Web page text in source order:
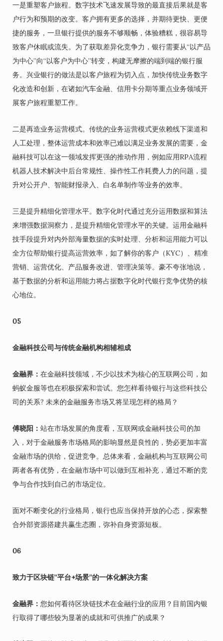
一是重塑客户旅程。数字技术飞速发展导致的最直接后果就是客
户行为和预期的改变。客户拥有更多的选择，并期待更快、更便
捷的服务，一旦银行提供的服务不够顺畅，体验糟糕，很容易导
致客户休眠或流失。为了获取差异化竞争力，银行需要从“以产品
为中心”向“以客户为中心”转变，构建无摩擦的端到端的银行服
务。兴业银行的做法是以客户旅程为切入点，加快传统业务数字
化改造和创新，在诸如汽车金融、信用卡分期等重点业务领域开
展客户旅程重塑工作。
二是再造业务运营模式。传统的业务运营模式更依赖线下渠道和
人工处理，整体运营成本和效率已难以满足业务发展的需要，金
融科技可以在这一领域发挥更强的推动作用，例如应用RPA流程
机器人技术解决中后台常规性、操作性工作耗费人力的问题，提
升对公开户、智能财报录入、白名单制作等业务的效率。
三是提升精细化管理水平。数字化时代通过充分运用数据和算法
来增强数据洞察力，是提升精细化管理水平的关键。运用金融科
技手段提升对内外部海量数据的实时处理、分析和运用能力可以
全方位帮助银行提高运营效率，如了解你的客户（KYC）、精准
营销、运营优化、产品服务改进、管理决策等。豪不夸张地说，
基于数据的分析和运用能力将占据数字化时代银行竞争优势的核
心地位。
05
金融科技公司与传统金融机构相辅相成
金融界： 在金融科技领域，不少以技术为核心的互联网公司，如
蚂蚁金服等也在积极探索和尝试。您怎样看待银行与这些科技公
司的关系? 未来的金融服务市场又将呈现怎样的格局？
傅晓阳： 站在市场发展的角度看，互联网或金融科技公司的加
入，对于金融服务市场格局的影响显然是良性的，势必更加丰富
金融市场的供给，促进竞争。总体来看，金融机构与互联网公司
两者各有优势，在金融市场中可以做到互相补充，通过不断的竞
争与合作找到自己的市场定位。
面对不断变化的行业格局，银行也应当保持开放的心态，探索整
合外部资源搭建共赢生态圈，弥补自身资源短板。
06
致力于区块链“平台+场景”的一体化解决方案
金融界： 您如何看待区块链技术在金融行业的应用？目前国内银
行取得了哪些较为显著的成就和可供推广的成果？